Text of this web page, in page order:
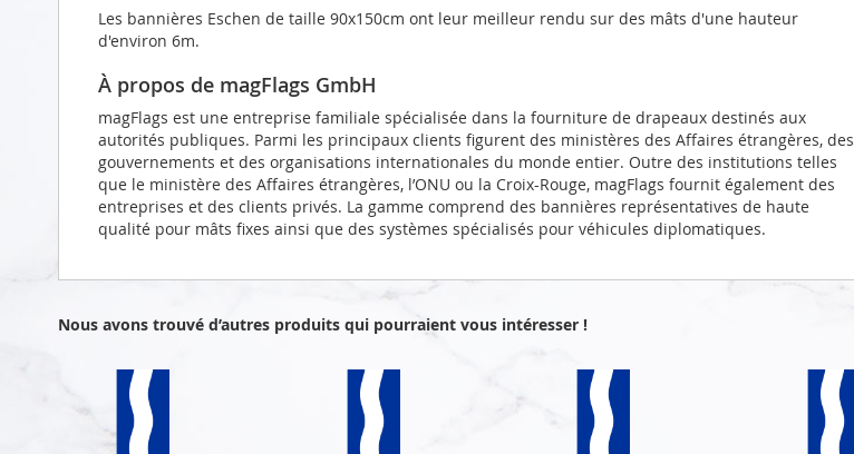
Les bannières Eschen de taille 90x150cm ont leur meilleur rendu sur des mâts d'une hauteur
d'environ 6m.
À propos de magFlags GmbH
magFlags est une entreprise familiale spécialisée dans la fourniture de drapeaux destinés aux
autorités publiques. Parmi les principaux clients figurent des ministères des Affaires étrangères, des
gouvernements et des organisations internationales du monde entier. Outre des institutions telles
que le ministère des Affaires étrangères, l’ONU ou la Croix-Rouge, magFlags fournit également des
entreprises et des clients privés. La gamme comprend des bannières représentatives de haute
qualité pour mâts fixes ainsi que des systèmes spécialisés pour véhicules diplomatiques.
Nous avons trouvé d’autres produits qui pourraient vous intéresser !